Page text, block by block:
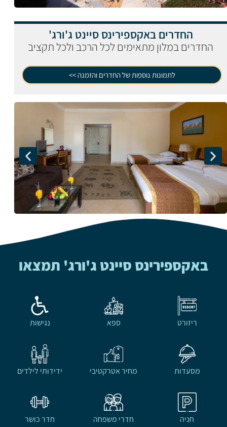
החדרים באקספירינס סיינט ג'ורג'
החדרים במלון מתאימים לכל הרכב ולכל תקציב
לתמונות נוספות של החדרים והזמנה >>
באקספירינס סיינט ג'ורג' תמצאו
ריזורט ספא נגישות
מסעדות מחיר אטרקטיבי ידידותי לילדים
חניה חדרי משפחה חדר כושר